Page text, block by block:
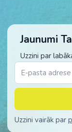
Jaunumi
Uzzini par
Uzzini vairāk par